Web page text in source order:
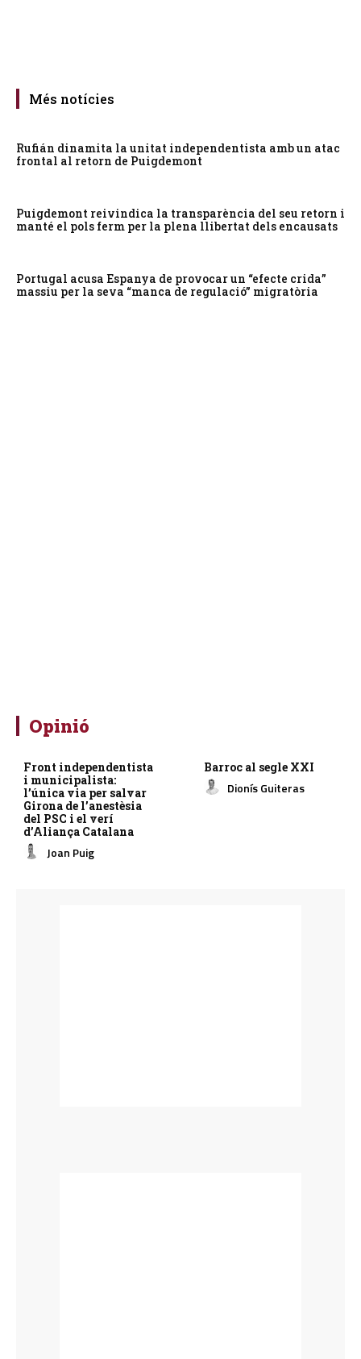
Més notícies
Rufián dinamita la unitat independentista amb un atac
frontal al retorn de Puigdemont
Puigdemont reivindica la transparència del seu retorn i
manté el pols ferm per la plena llibertat dels encausats
Portugal acusa Espanya de provocar un “efecte crida”
massiu per la seva “manca de regulació” migratòria
Opinió
Front independentista
i municipalista:
l’única via per salvar
Girona de l’anestèsia
del PSC i el verí
d’Aliança Catalana
Joan Puig
Barroc al segle XXI
Dionís Guiteras